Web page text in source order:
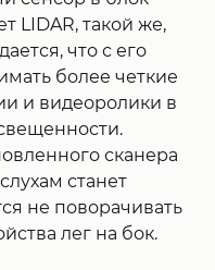
LIDAR, такой же,
что с его
более четкие
и видеоролики в
сканера
станет
не поворачивать
лег на бок.